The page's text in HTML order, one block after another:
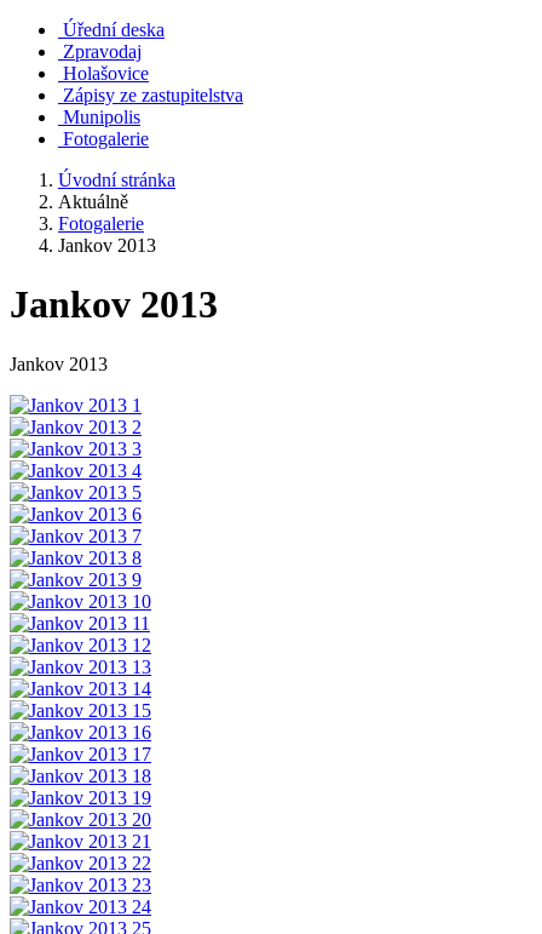
Úřední deska
Zpravodaj
Holašovice
Zápisy ze zastupitelstva
Munipolis
Fotogalerie
Úvodní stránka
Aktuálně
Fotogalerie
Jankov 2013
Jankov 2013
Jankov 2013